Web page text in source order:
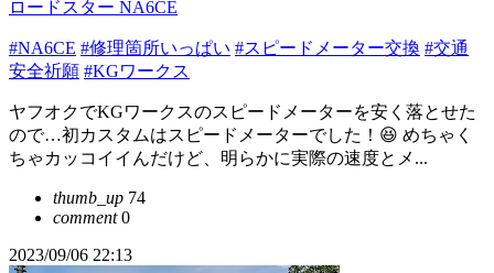
ロードスター NA6CE
#NA6CE #修理箇所いっぱい #スピードメーター交換 #交通
安全祈願 #KGワークス
ヤフオクでKGワークスのスピードメーターを安く落とせた
ので…初カスタムはスピードメーターでした！😆 めちゃく
ちゃカッコイイんだけど、明らかに実際の速度とメ...
thumb_up 74
comment0
2023/09/06 22:13